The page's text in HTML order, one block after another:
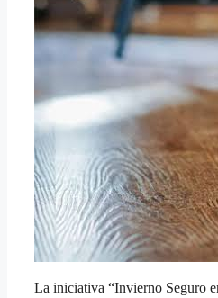
La iniciativa “Invierno Seguro